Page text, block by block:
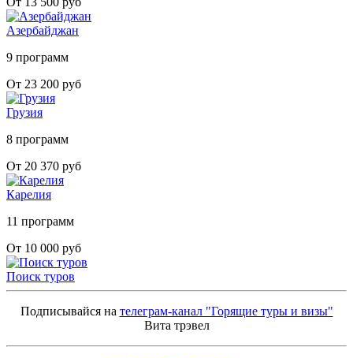
Азербайджан
9 программ
От 23 200 руб
Грузия
8 программ
От 20 370 руб
Карелия
11 программ
От 10 000 руб
Поиск туров
Подписывайся на телеграм-канал "Горящие туры и визы"
Вита трэвел